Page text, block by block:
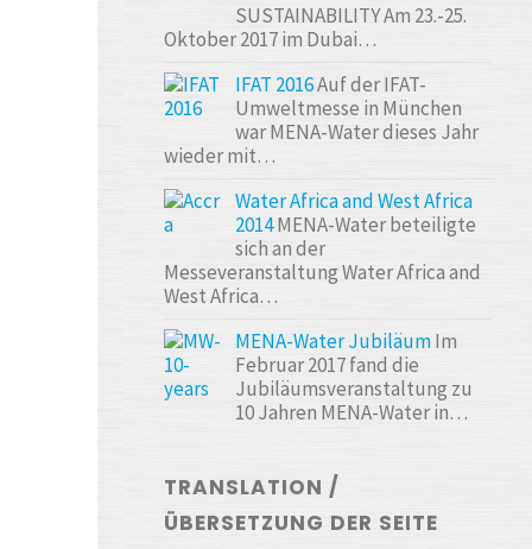
SUSTAINABILITY Am 23.-25.
Oktober 2017 im Dubai…
IFAT 2016Auf der IFAT-
Umweltmesse in München
war MENA-Water dieses Jahr
wieder mit…
Water Africa and West Africa
2014MENA-Water beteiligte
sich an der
Messeveranstaltung Water Africa and
West Africa…
MENA-Water JubiläumIm
Februar 2017 fand die
Jubiläumsveranstaltung zu
10 Jahren MENA-Water in…
TRANSLATION /
ÜBERSETZUNG DER SEITE